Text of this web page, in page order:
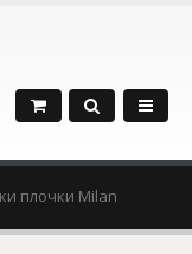
плочки Milan